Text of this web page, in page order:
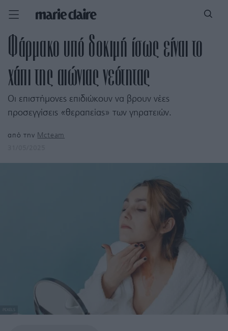
Φάρμακο υπό δοκιμή ίσως είναι το
χάπι της αιώνιας νεότητας
Οι επιστήμονες επιδιώκουν να βρουν νέες
προσεγγίσεις «θεραπείας» των γηρατειών.
από την Mcteam
PEXELS